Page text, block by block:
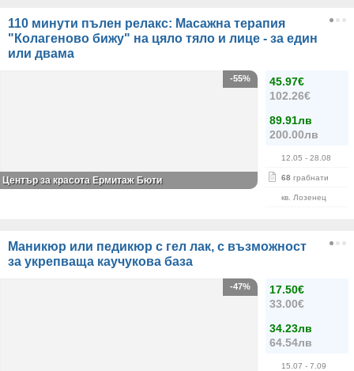
110 минути пълен релакс: Масажна терапия
"Колагеново бижу" на цяло тяло и лице - за един
или двама
45.97€
102.26€
89.91лв
200.00лв
12.05 - 28.08
68 грабнати
кв. Лозенец
-55%
Център за красота Ермитаж Бюти
Маникюр или педикюр с гел лак, с възможност
за укрепваща каучукова база
17.50€
33.00€
34.23лв
64.54лв
15.07 - 7.09
-47%